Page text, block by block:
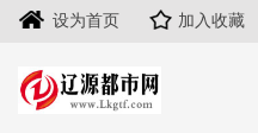
设为首页 加入收藏